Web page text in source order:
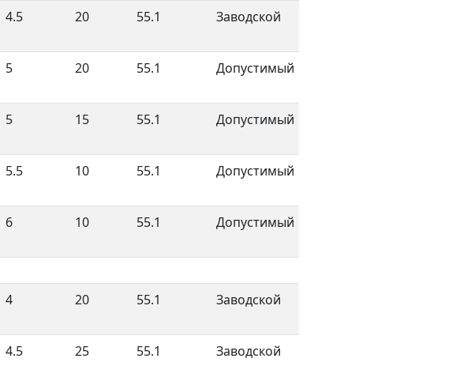
4.5 20 55.1 Заводской
5 20 55.1 Допустимый
5 15 55.1 Допустимый
5.5 10 55.1 Допустимый
6 10 55.1 Допустимый
4 20 55.1 Заводской
4.5 25 55.1 Заводской